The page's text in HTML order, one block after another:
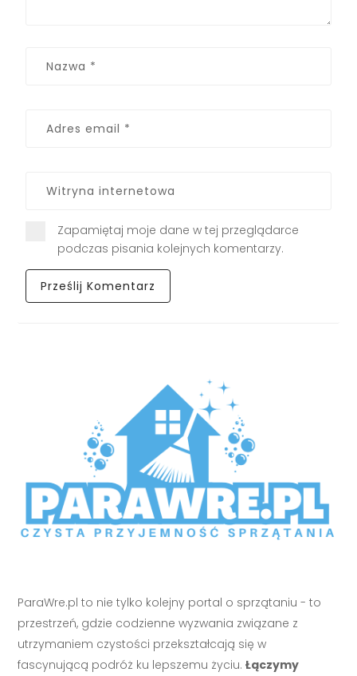
Zapamiętaj moje dane w tej przeglądarce
podczas pisania kolejnych komentarzy.
ParaWre.pl to nie tylko kolejny portal o sprzątaniu - to
przestrzeń, gdzie codzienne wyzwania związane z
utrzymaniem czystości przekształcają się w
fascynującą podróż ku lepszemu życiu.Łączymy